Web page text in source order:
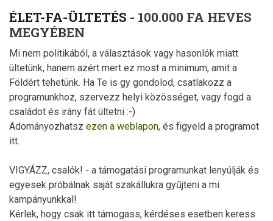
ÉLET-FA-ÜLTETÉS - 100.000 FA HEVES
MEGYÉBEN
Mi nem politikából, a választások vagy hasonlók miatt
ültetünk, hanem azért mert ez most a minimum, amit a
Földért tehetünk. Ha Te is gy gondolod, csatlakozz a
programunkhoz, szervezz helyi közösséget, vagy fogd a
családot és irány fát ültetni :-)
Adományozhatsz ezen a weblapon, és figyeld a programot
itt.
VIGYÁZZ, csalók! - a támogatási programunkat lenyúlják és
egyesek próbálnak saját szakállukra gyűjteni a mi
kampányunkkal!
Kérlek, hogy csak itt támogass, kérdéses esetben keress